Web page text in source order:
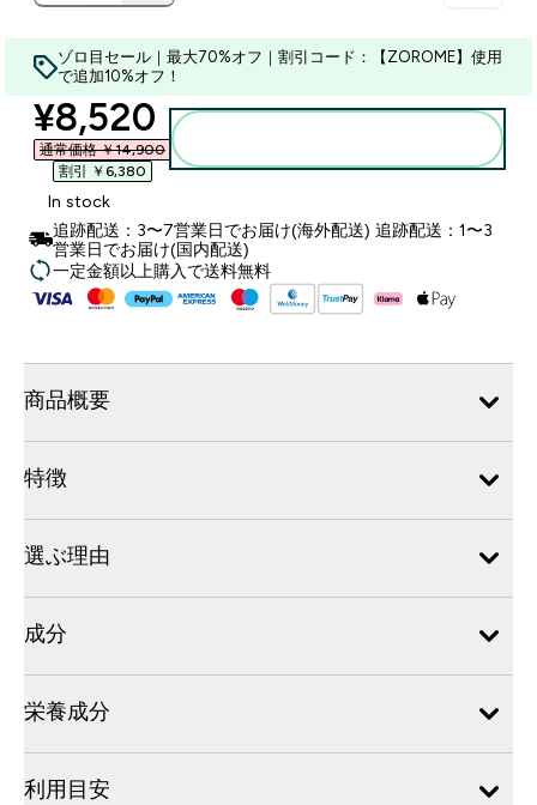
ゾロ目セール｜最大70%オフ｜割引コード：【ZOROME】使用
で追加10%オフ！
discounted price
¥8,520‎
通常価格 ￥14,900‎
割引 ￥6,380‎
In stock
追跡配送：3〜7営業日でお届け(海外配送) 追跡配送：1〜3
営業日でお届け(国内配送)
一定金額以上購入で送料無料
商品概要
特徴
選ぶ理由
成分
栄養成分
利用目安